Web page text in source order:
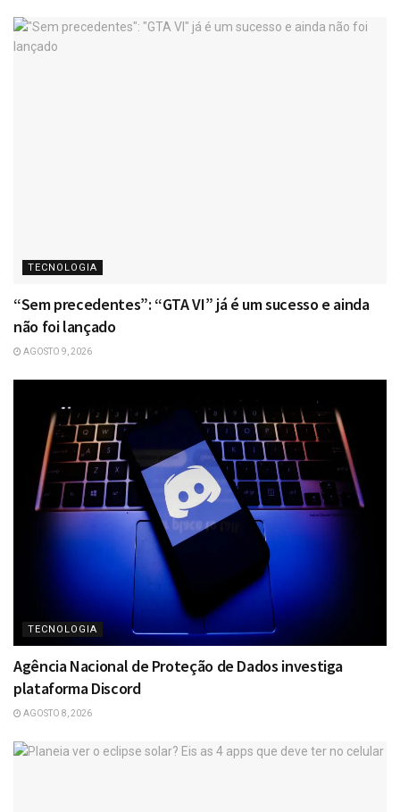
TECNOLOGIA
“Sem precedentes”: “GTA VI” já é um sucesso e ainda
não foi lançado
AGOSTO 9, 2026
TECNOLOGIA
Agência Nacional de Proteção de Dados investiga
plataforma Discord
AGOSTO 8, 2026